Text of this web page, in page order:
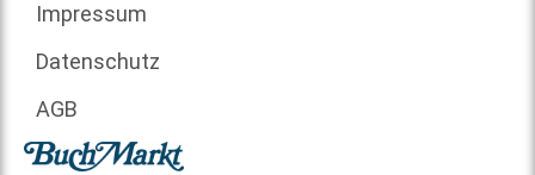
Impressum
Datenschutz
AGB